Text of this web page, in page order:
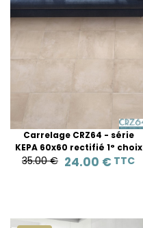
Carrelage CRZ64 - série
KEPA 60x60 rectifié 1° choix
35.00 € 24.00 € TTC